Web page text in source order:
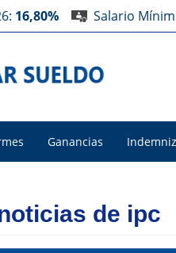
16,80% Salario
Ganancias
de ipc